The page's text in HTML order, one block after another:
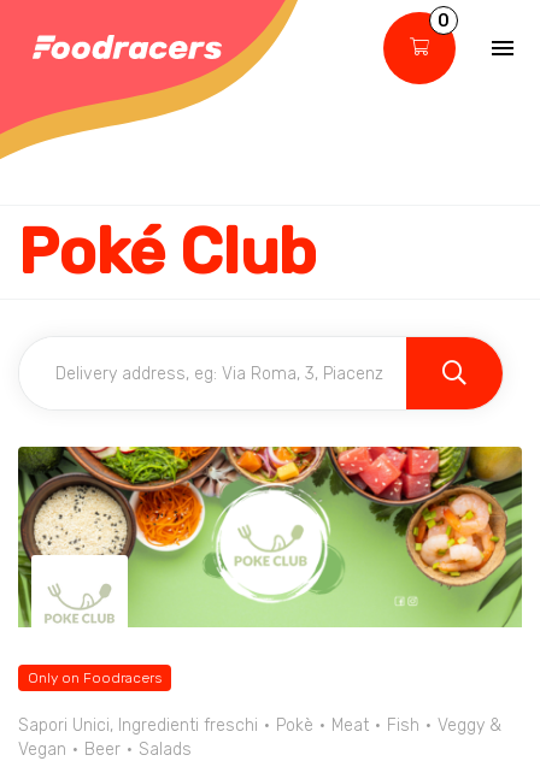
0
Poké Club
Only on Foodracers
Sapori Unici, Ingredienti freschi Pokè Meat Fish
Veggy &
Vegan
Beer Salads